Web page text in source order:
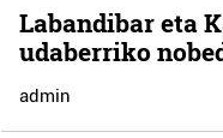
Labandibar eta
udaberriko
admin